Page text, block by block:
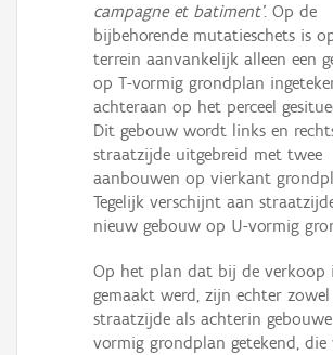
campagne et batiment'. Op de
bijbehorende mutatieschets is
terrein aanvankelijk alleen een
op T-vormig grondplan
achteraan op het perceel
Dit gebouw wordt links en
straatzijde uitgebreid met twee
aanbouwen op vierkant
Tegelijk verschijnt aan
nieuw gebouw op U-vormig
Op het plan dat bij de verkoop
gemaakt werd, zijn echter zowel
straatzijde als achterin
vormig grondplan getekend, die